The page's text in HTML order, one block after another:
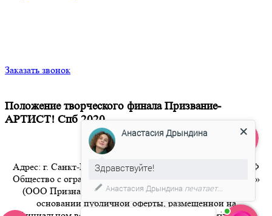
Заказать звонок
Положение творческого финала Призвание-
АРТИСТ! Спб 2020
Адрес: г. Санкт-Петербург 8-800-350-94-36 Бесплатный РФ
Общество с ограниченной ответственностью «Признание»
(ООО Признание) осуществляет свою деятельность на
основании публичной оферты, размещенной на
Анастасия Дрындина
Здравствуйте!
Анастасия Дрындина печатает...